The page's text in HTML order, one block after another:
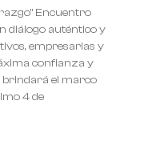
Encuentro
diálogo auténtico y
empresarias y
confianza y
brindará el marco
4 de